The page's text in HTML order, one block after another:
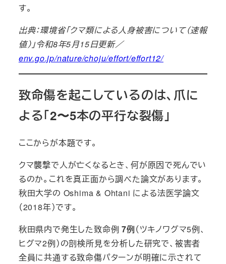
す。
出典：環境省「クマ類による人身被害について（速報
値）」令和8年5月15日更新／
env.go.jp/nature/choju/effort/effort12/
致命傷を起こしているのは、爪に
よる「2〜5本の平行な裂傷」
ここからが本題です。
クマ襲撃で人が亡くなるとき、何が原因で死んでい
るのか。これを真正面から調べた論文があります。
秋田大学の Oshima & Ohtani による法医学論文
（2018年）です。
秋田県内で発生した致命例7例（ツキノワグマ5例、
ヒグマ2例）の剖検所見を分析した研究で、被害者
全員に共通する致命傷パターンが明確に示されて